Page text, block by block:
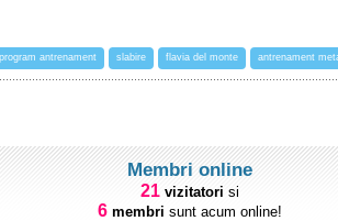
program antrenament slabire flavia del monte antrenament
Membri online
21 vizitatori si
6 membri sunt acum online!